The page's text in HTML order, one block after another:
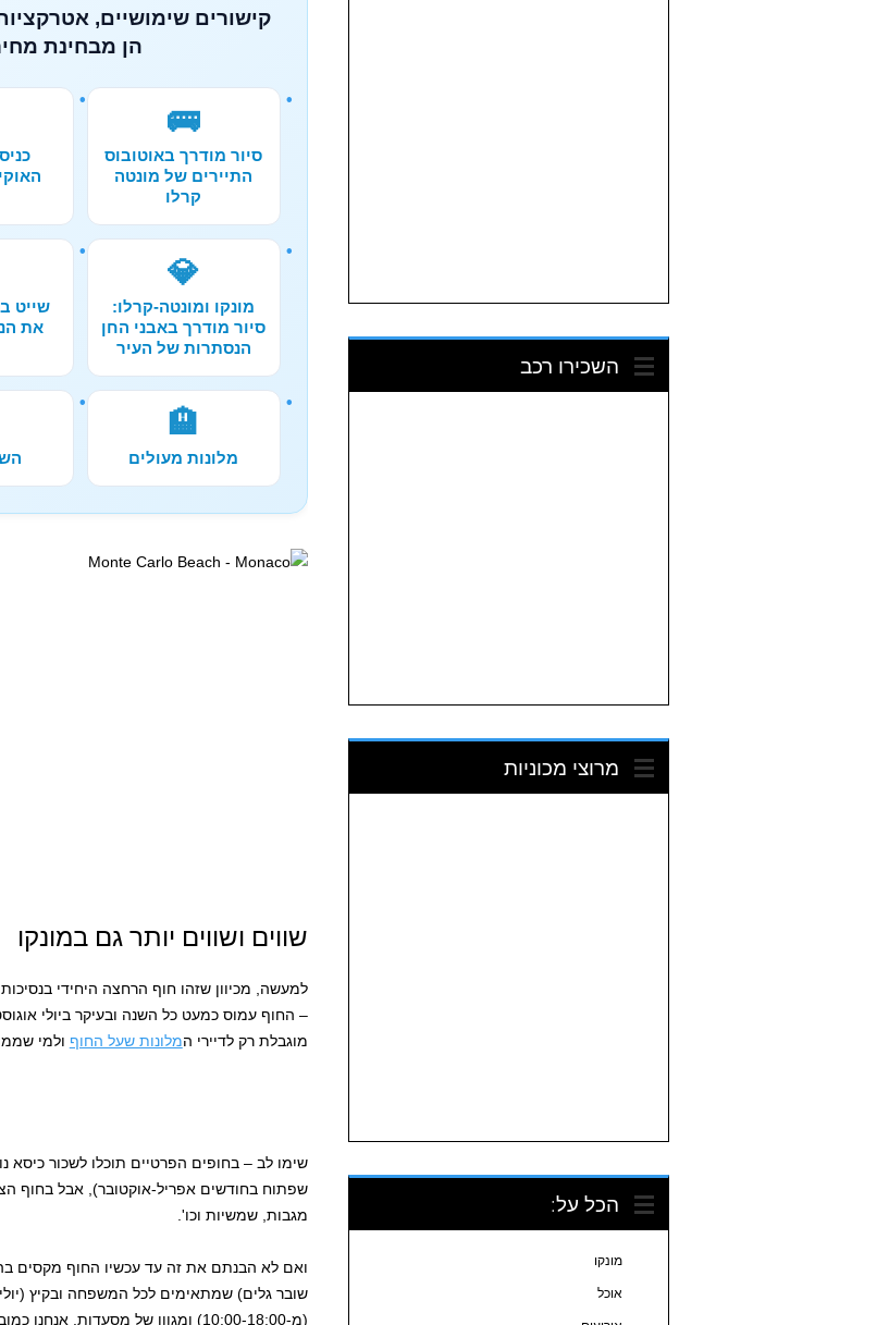
קישורים שימושיים,
הן מבחינת
🚌
סיור מודרך באוטובוס
התיירים של מונטה
קרלו
💎
מונקו ומונטה-קרלו:
סיור מודרך באבני החן
הנסתרות של העיר
שייט
את
🏨
מלונות מעולים
שווים ושווים יותר גם במונקו
למעשה, מכיוון שזהו חוף הרחצה היחידי
– החוף עמוס כמעט כל השנה ובעיקר ביולי
מוגבלת רק לדיירי המלונות שעל החוף ולמי
שפתוח בחודשים אפריל-אוקטובר), אבל בחוף
מגבות, שמשיות וכו'.
ואם לא הבנתם את זה עד עכשיו החוף מקסים
שובר גלים) שמתאימים לכל המשפחה ובקיץ
(מ-10:00-18:00) ומגוון של מסעדות.
השכירו רכב
מרוצי מכוניות
הכל על:
מונקו
אוכל